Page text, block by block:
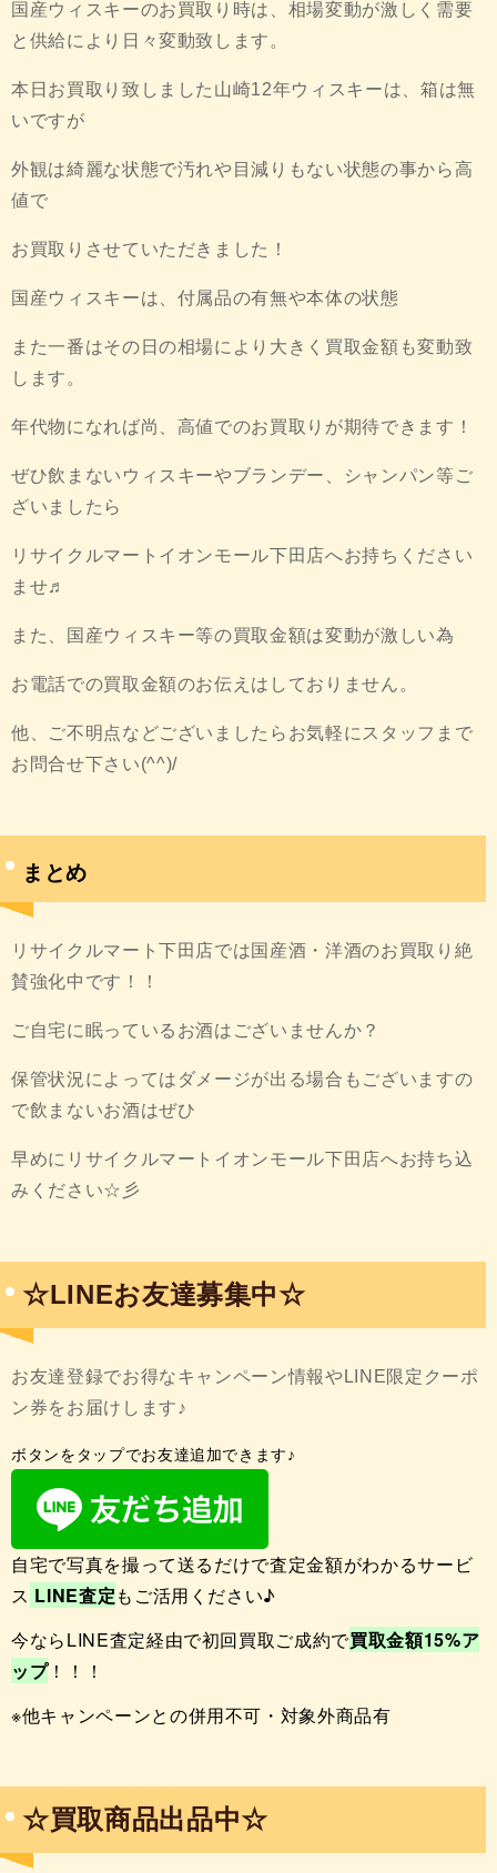
国産ウィスキーのお買取り時は、相場変動が激しく需要
と供給により日々変動致します。
本日お買取り致しました山崎12年ウィスキーは、箱は無
いですが
外観は綺麗な状態で汚れや目減りもない状態の事から高
値で
お買取りさせていただきました！
国産ウィスキーは、付属品の有無や本体の状態
また一番はその日の相場により大きく買取金額も変動致
します。
年代物になれば尚、高値でのお買取りが期待できます！
ぜひ飲まないウィスキーやブランデー、シャンパン等ご
ざいましたら
リサイクルマートイオンモール下田店へお持ちください
ませ♬
また、国産ウィスキー等の買取金額は変動が激しい為
お電話での買取金額のお伝えはしておりません。
他、ご不明点などございましたらお気軽にスタッフまで
お問合せ下さい(^^)/
まとめ
リサイクルマート下田店では国産酒・洋酒のお買取り絶
賛強化中です！！
ご自宅に眠っているお酒はございませんか？
保管状況によってはダメージが出る場合もございますの
で飲まないお酒はぜひ
早めにリサイクルマートイオンモール下田店へお持ち込
みください☆彡
☆LINEお友達募集中☆
お友達登録でお得なキャンペーン情報やLINE限定クーポ
ン券をお届けします♪
ボタンをタップでお友達追加できます♪
自宅で写真を撮って送るだけで査定金額がわかるサービ
ス LINE査定もご活用ください♪
今ならLINE査定経由で初回買取ご成約で買取金額15%ア
ップ！！！
※他キャンペーンとの併用不可・対象外商品有
☆買取商品出品中☆